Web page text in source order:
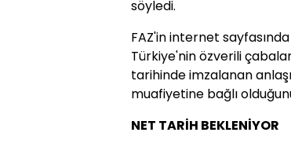
söyledi.
FAZ'in internet
Türkiye'nin özverili
tarihinde imzalanan
muafiyetine bağlı
NET TARİH BEKLENİYOR